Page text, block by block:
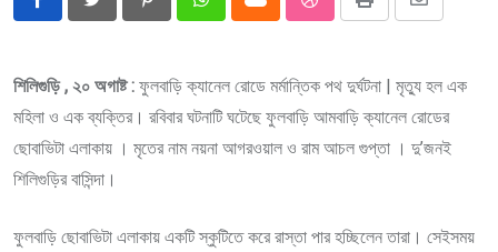
PinterestWhatsappCloud StumbleUpon
Print
Share
শিলিগুড়ি , ২০ অগাষ্ট : ফুলবাড়ি ক্যানেল রোডে মর্মান্তিক পথ দুর্ঘটনা | মৃত্যু হল এক
মহিলা ও এক ব্যক্তির। রবিবার ঘটনাটি ঘটেছে ফুলবাড়ি আমবাড়ি ক্যানেল রোডের
ছোবাভিটা এলাকায় । মৃতের নাম নয়না আগরওয়াল ও রাম আচল গুপ্তা । দু’জনই
শিলিগুড়ির বাসিন্দা।
ফুলবাড়ি ছোবাভিটা এলাকায় একটি স্কুটিতে করে রাস্তা পার হচ্ছিলেন তারা। সেইসময়